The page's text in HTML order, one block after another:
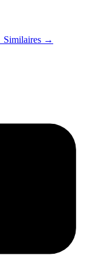
Similaires →